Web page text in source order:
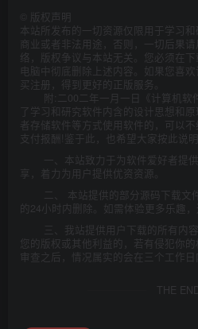
版权声明
本站所发布的一切资源仅限用于学习
商业或者非法用途，否则，一切后果
络，版权争议与本站无关。您必须在
电脑中彻底删除上述内容。如果您喜
买注册，得到更好的正版服务。
附:二00二年一月一日《计算机软
了学习和研究软件内含的设计思想和
者存储软件等方式使用软件的，可以
支付报酬!鉴于此，也希望大家按此说明
一、本站致力于为软件爱好者提
享，着力为用户提供优资资源。
二、 本站提供的部分源码下载文
的24小时内删除。如需体验更多乐趣，
三、我站提供用户下载的所有内
您的版权或其他利益的，若有侵犯你的
审查之后，情况属实的会在三个工作日
THE